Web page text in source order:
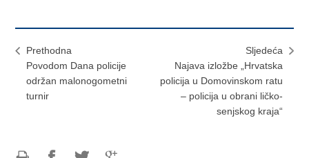
Prethodna
Povodom Dana policije
održan malonogometni
turnir
Sljedeća
Najava izložbe „Hrvatska
policija u Domovinskom ratu
– policija u obrani ličko-
senjskog kraja“